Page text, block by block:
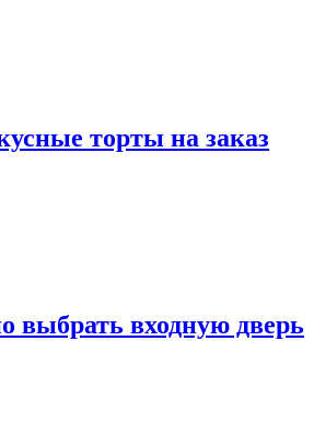
торты на заказ
выбрать входную дверь